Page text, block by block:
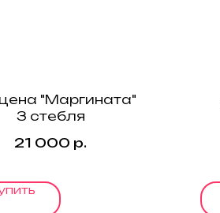
"Маргината"
3 стебля
21 000 р.